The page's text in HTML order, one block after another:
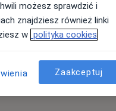
możesz sprawdzić i
znajdziesz również linki
w polityka cookies
Zaakceptuj